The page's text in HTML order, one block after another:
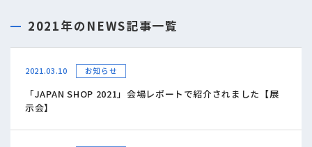
2021年のNEWS記事一覧
2021.03.10 お知らせ
「JAPAN SHOP 2021」会場レポートで紹介されました【展
示会】